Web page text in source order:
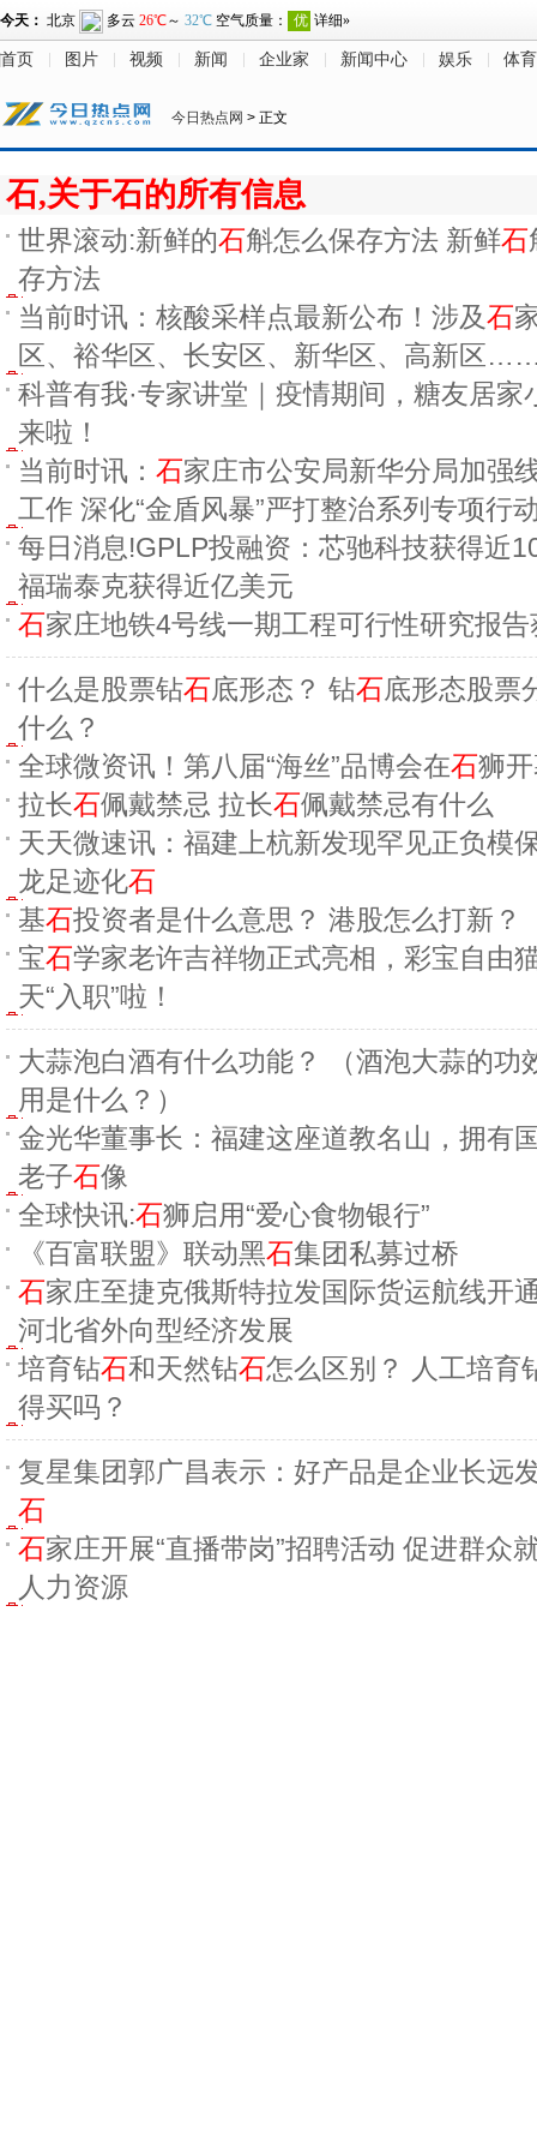
首页 图片 视频 新闻 企业家 新闻中心 娱乐 体育
今日热点网 > 正文
石,关于石的所有信息
世界滚动:新鲜的石斛怎么保存方法 新鲜石
存方法
当前时讯：核酸采样点最新公布！涉及石
区、裕华区、长安区、新华区、高新区
科普有我·专家讲堂｜疫情期间，糖友居家
来啦！
当前时讯： 石家庄市公安局新华分局加强
工作 深化“金盾风暴”严打整治系列专项行
每日消息!GPLP投融资：芯驰科技获得近
福瑞泰克获得近亿美元
石家庄地铁4号线一期工程可行性研究报告
什么是股票钻石底形态？ 钻石底形态股票
什么？
全球微资讯！第八届“海丝”品博会在石狮
拉长石佩戴禁忌 拉长石佩戴禁忌有什么
天天微速讯：福建上杭新发现罕见正负模
龙足迹化石
基石投资者是什么意思？ 港股怎么打新？
宝石学家老许吉祥物正式亮相，彩宝自由
天“入职”啦！
大蒜泡白酒有什么功能？ （酒泡大蒜的功
用是什么？）
金光华董事长：福建这座道教名山，拥有
老子石像
全球快讯:石狮启用“爱心食物银行”
《百富联盟》联动黑石集团私募过桥
石家庄至捷克俄斯特拉发国际货运航线开
河北省外向型经济发展
培育钻石和天然钻石怎么区别？ 人工培育
得买吗？
复星集团郭广昌表示：好产品是企业长远
石
石家庄开展“直播带岗”招聘活动 促进群众
人力资源